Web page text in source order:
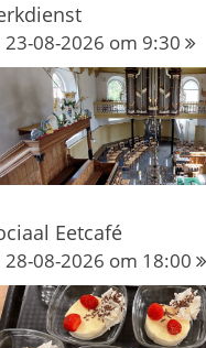
23-08-2026 om 9:30
Eetcafé
28-08-2026 om 18:00